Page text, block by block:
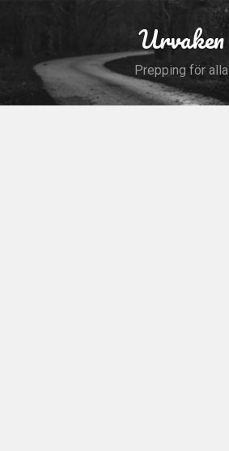
Urvaken
Prepping för alla